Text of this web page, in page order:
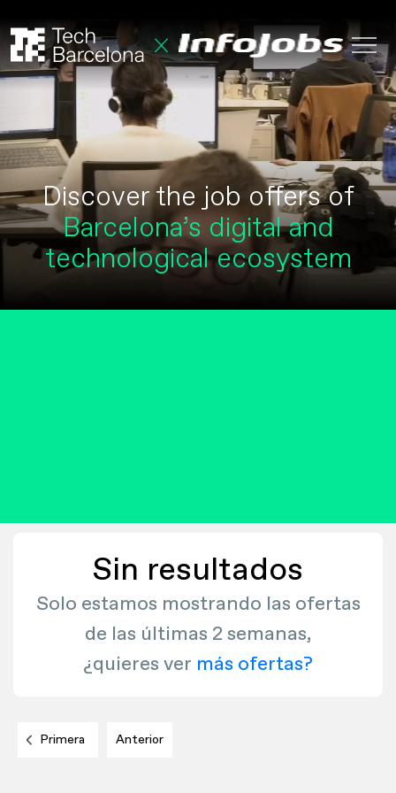
Discover the job offers of
Barcelona’s digital and
technological ecosystem
Sin resultados
Solo estamos mostrando las ofertas
de las últimas 2 semanas,
¿quieres ver más ofertas?
Primera Anterior